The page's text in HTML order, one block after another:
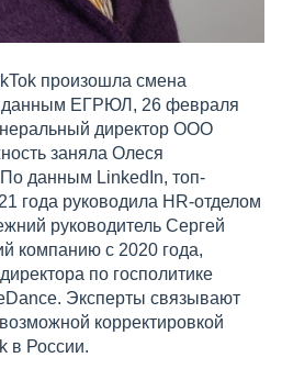
произошла смена
данным ЕГРЮЛ, 26 февраля
директор ООО
заняла Олеся
данным LinkedIn, топ-
года руководила HR-отделом
руководитель Сергей
компанию с 2020 года,
по госполитике
Эксперты связывают
корректировкой
в России.